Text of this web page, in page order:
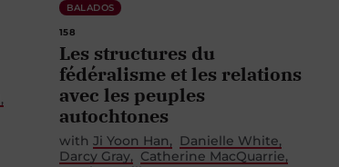
BALADOS
158
Les structures du
fédéralisme et les relations
avec les peuples
autochtones
with Ji Yoon Han
Danielle White
Darcy Gray
Catherine MacQuarrie